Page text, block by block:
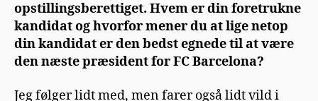
opstillingsberettiget. Hvem er din foretrukne
kandidat og hvorfor mener du at lige netop
din kandidat er den bedst egnede til at være
den næste præsident for FC Barcelona?
Jeg følger lidt med, men farer også lidt vild i